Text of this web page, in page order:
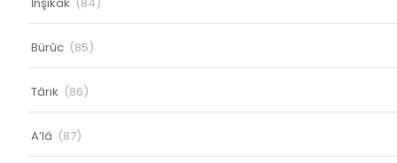
Bürûc (85)
Târık (86)
A’lâ (87)